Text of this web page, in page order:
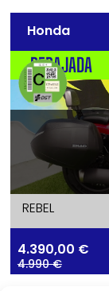
Honda
REBAJADA
REBEL
4.390,00 €
4.990 €